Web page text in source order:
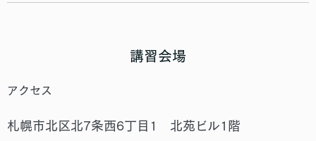
講習会場
アクセス
札幌市北区北7条西6丁目1 北苑ビル1階